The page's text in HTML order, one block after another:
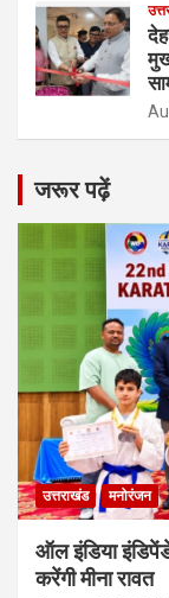
जरूर पढ़ें
उत्तराखंड मनोरंजन
ऑल इंडिया
करेंगी मीना रावत